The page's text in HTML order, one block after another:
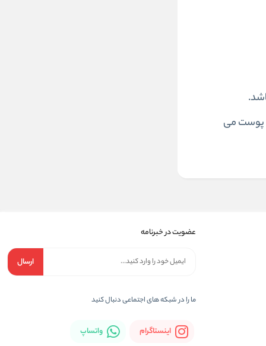
پوست می
عضویت در خبرنامه
ارسال
ما را در شبکه های اجتماعی دنبال کنید
اینستاگرام واتساپ